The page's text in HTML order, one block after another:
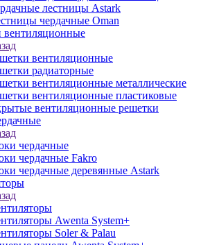
лестницы Astark
чердачные Oman
вентиляционные
вентиляционные
радиаторные
вентиляционные металлические
вентиляционные пластиковые
вентиляционные решетки
чердачные
чердачные Fakro
чердачные деревянные Astark
Awenta System+
Soler & Palau